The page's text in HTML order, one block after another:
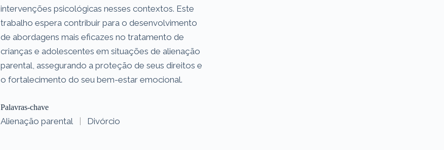
intervenções psicológicas nesses contextos. Este
trabalho espera contribuir para o desenvolvimento
de abordagens mais eficazes no tratamento de
crianças e adolescentes em situações de alienação
parental, assegurando a proteção de seus direitos e
o fortalecimento do seu bem-estar emocional.
Palavras-chave
Alienação parental | Divórcio